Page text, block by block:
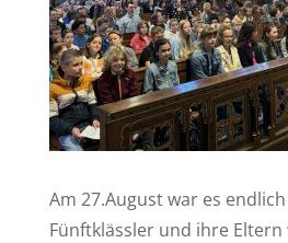
Am 27.August war es
Fünftklässler und ihre